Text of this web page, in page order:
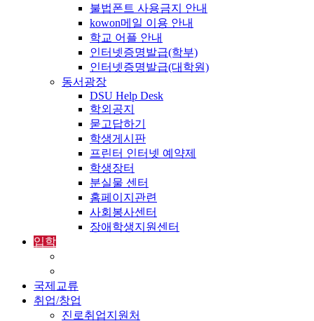
불법폰트 사용금지 안내
kowon메일 이용 안내
학교 어플 안내
인터넷증명발급(학부)
인터넷증명발급(대학원)
동서광장
DSU Help Desk
학외공지
묻고답하기
학생게시판
프린터 인터넷 예약제
학생장터
분실물 센터
홈페이지관련
사회봉사센터
장애학생지원센터
입학
국제교류
취업/창업
진로취업지원처